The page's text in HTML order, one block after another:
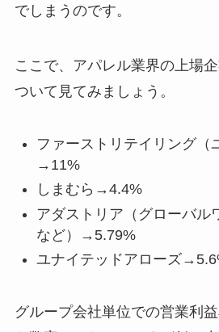
でしまうのです。
ここで、アパレル業界の上場
ついて見てみましょう。
ファーストリテイリング（
→11%
しまむら→4.4%
アダストリア（グローバル
など）→5.79%
ユナイテッドアローズ
グループ会社単位での営業利